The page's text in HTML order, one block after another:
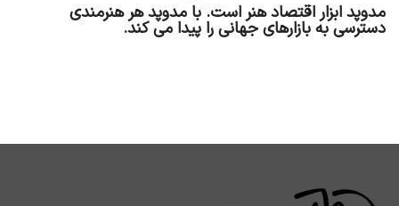
مدوپد ابزار اقتصاد هنر است. با مدوپد هر هنرمندی
دسترسی به بازارهای جهانی را پیدا می کند.